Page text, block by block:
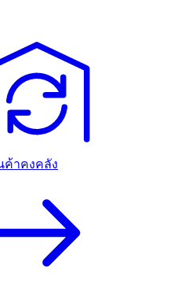
ค้าคงคลัง